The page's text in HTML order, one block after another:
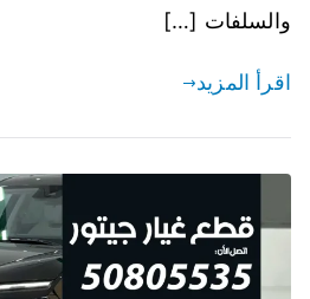
والسلفات […]
اقرأ المزيد